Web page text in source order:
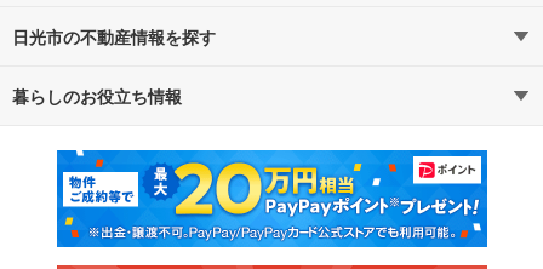
路線・駅から探す
通勤・通学時間から探す
日光市の不動産情報を探す
不動産・住宅
新築マンション 中古マンション
新築一戸建て 中古一戸建て
暮らしのお役立ち情報
マンションカタログ 教えて！住まいの先生